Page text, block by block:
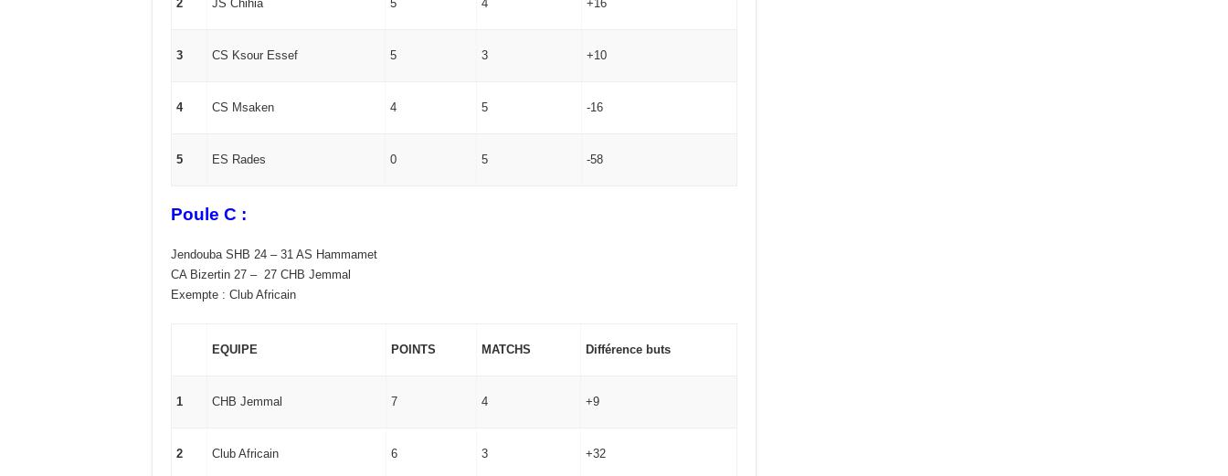
2 JS Chihia 5 4 +16
3 CS Ksour Essef 5 3 +10
4 CS Msaken 4 5 -16
5 ES Rades 0 5 -58
Poule C :
Jendouba SHB 24 – 31 AS Hammamet
CA Bizertin 27 – 27 CHB Jemmal
Exempte : Club Africain
EQUIPE POINTS MATCHS Différence buts
1 CHB Jemmal 7 4 +9
2 Club Africain 6 3 +32